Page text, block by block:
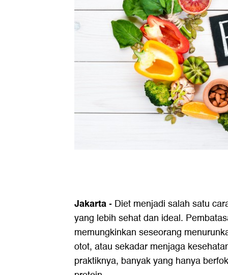
Jakarta- Diet menjadi salah satu
yang lebih sehat dan ideal.
memungkinkan seseorang
otot, atau sekadar menjaga
praktiknya, banyak yang hanya